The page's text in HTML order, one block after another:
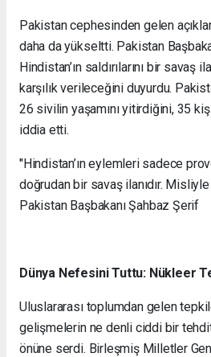
Pakistan cephesinden gelen
daha da yükseltti. Pakistan
Hindistan’ın saldırılarını bir savaş
karşılık verileceğini duyurdu.
26 sivilin yaşamını yitirdiğini, 35
iddia etti.
"Hindistan’ın eylemleri sadece
doğrudan bir savaş ilanıdır.
Pakistan Başbakanı Şahbaz Şerif
Dünya Nefesini Tuttu: Nükleer
Uluslararası toplumdan gelen
gelişmelerin ne denli ciddi bir
önüne serdi. Birleşmiş Milletler